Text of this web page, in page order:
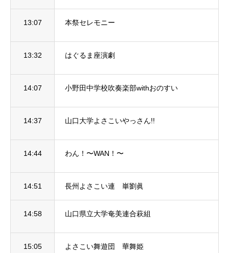
13:07 本祭セレモニー
13:32 はぐるま座演劇
14:07 小野田中学校吹奏楽部withおのすい
14:37 山口大学よさこいやっさん!!
14:44 わん！〜WAN！〜
14:51 長州よさこい連 崋劉眞
14:58 山口県立大学奄美連合萩組
15:05 よさこい舞遊団 華舞姫